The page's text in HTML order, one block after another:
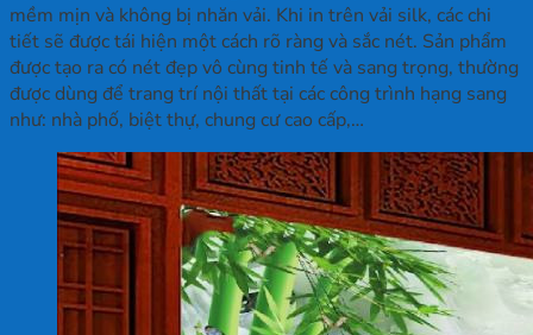
mềm mịn và không bị nhăn vải. Khi in trên vải silk, các chi
tiết sẽ được tái hiện một cách rõ ràng và sắc nét. Sản phẩm
được tạo ra có nét đẹp vô cùng tinh tế và sang trọng, thường
được dùng để trang trí nội thất tại các công trình hạng sang
như: nhà phố, biệt thự, chung cư cao cấp,…